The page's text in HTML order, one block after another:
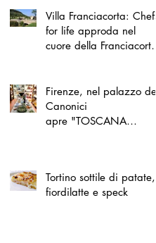
Villa Franciacorta: Chefs
for life approda nel
cuore della Franciacorta,
Firenze, nel palazzo dei
Canonici
apre "TOSCANA
Tortino sottile di patate,
fiordilatte e speck